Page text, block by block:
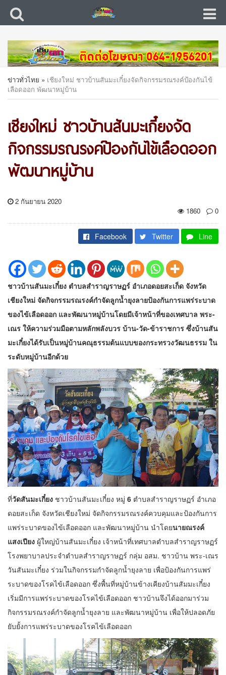
ข่าวทั่วไทย » เชียงใหม่ ชาวบ้านสันมะเกี๋ยงจัดกิจกรรมรณรงค์ป้องกันไข้
เลือดออก พัฒนาหมู่บ้าน
เชียงใหม่ ชาวบ้านสันมะเกี๋ยงจัด
กิจกรรมรณรงค์ป้องกันไข้เลือดออก
พัฒนาหมู่บ้าน
2 กันยายน 2020
1860
0
Facebook Twitter Line
ชาวบ้านสันมะเกี๋ยง ตำบลสำราญราษฏร์ อำเภอดอยสะเก็ด จังหวัด
เชียงใหม่ จัดกิจกรรมรณรงค์กำจัดลูกน้ำยุงลายป้องกันการแพร่ระบาด
ของไข้เลือดออก และพัฒนาหมู่บ้านโดยมีเจ้าหน้าที่ของเทศบาล พระ-
เณร ให้ความร่วมมือตามหลักพลังบวร บ้าน-วัด-ข้าราชการ ซึ่งบ้านสัน
มะเกี๋ยงได้รับเป็นหมู่บ้านคณุธรรมต้นแบบของกระทรวงวัฒนธรรม ใน
ระดับหมู่บ้านอีกด้วย
ที่วัดสันมะเกี๋ยง ชาวบ้านสันมะเกี๋ยง หมู่ 6 ตำบลสำราญราษฏร์ อำเภอ
ดอยสะเก็ด จังหวัดเชียงใหม่ จัดกิจกรรมรณรงค์ควบคุมและป้องกันการ
แพร่ระบาดของไข้เลือดออก และพัฒนาหมู่บ้าน นำโดยนายณรงค์
แสงเปียง ผู้ใหญ่บ้านสันมะเกี๋ยง เจ้าหน้าที่เทศบาลตำบลสำราญราษฏร์
โรงพยาบาลประจำตำบลสำราญราษฏร์ กลุ่ม อสม. ชาวบ้าน พระ-เณร
วันสันมะเกี๋ยง ร่วมในกิจกรรมกำจัดลูกน้ำยุงลาย เพื่อป้องกันการแพร่
ระบาดของโรคไข้เลือดออก ซึ่งพื้นที่หมู่บ้านข้างเคียงบ้านสัมมะเกี๋ยง
เริ่มมีการแพร่ระบาดของโรคไข้เลือดออก ชาวบ้านจึงได้ออกมาร่วม
กิจกรรมรณรงค์กำจัดลูกน้ำยุงลาย และพัฒนาหมู่บ้าน เพื่อให้ปลอดภัย
ยับยั้งการแพร่ระบาดของโรคไข้เลือดออก